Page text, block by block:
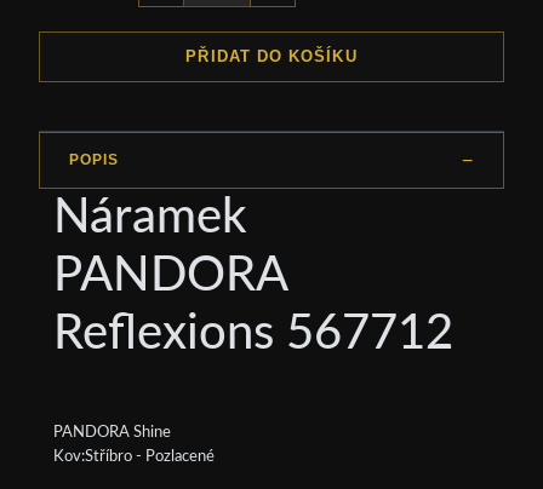
PŘIDAT DO KOŠÍKU
POPIS
Náramek
PANDORA
Reflexions 567712
PANDORA Shine
Kov:Stříbro - Pozlacené